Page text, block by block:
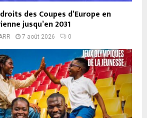
des Coupes d’Europe en
jusqu’en 2031
7 août 2026 0